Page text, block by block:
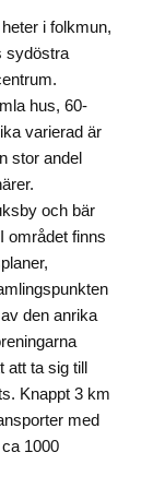
i folkmun,
sydöstra
hus, 60-
varierad är
stor andel
och bär
området finns
den anrika
att ta sig till
Knappt 3 km
med
1000